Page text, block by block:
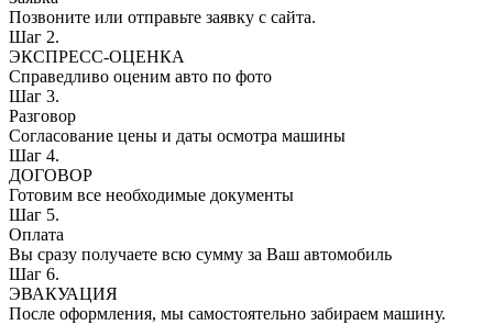
Позвоните или отправьте заявку с сайта.
Шаг 2.
ЭКСПРЕСС-ОЦЕНКА
Справедливо оценим авто по фото
Шаг 3.
Разговор
Согласование цены и даты осмотра машины
Шаг 4.
ДОГОВОР
Готовим все необходимые документы
Шаг 5.
Оплата
Вы сразу получаете всю сумму за Ваш автомобиль
Шаг 6.
ЭВАКУАЦИЯ
После оформления, мы самостоятельно забираем машину.